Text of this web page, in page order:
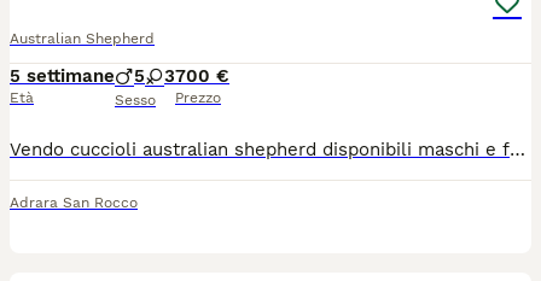
Australian Shepherd
5 settimane
Età
5 3
Sesso
700 €
Prezzo
Vendo cuccioli australian shepherd disponibili maschi e femmine Blacktricolor(700)BLEUMERLE (1000) Cuccioli nati il 29 giugno, presentabili per consegna fine agosto visibili con padre e madre. Verranno consegnati muniti di regolare libretto sanitario, 3 vaccini e pedigree ENCI..per qualsiasi informazione contattare preferibilmente WhatsApp
Adrara San Rocco